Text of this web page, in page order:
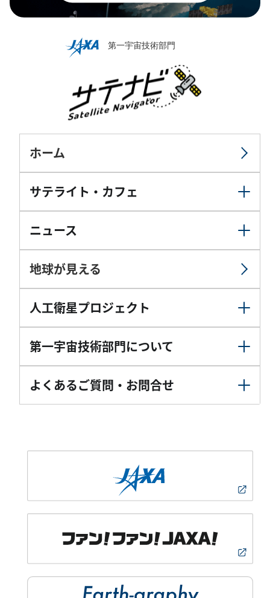
ホーム
サテライト・カフェ
ニュース
地球が見える
人工衛星プロジェクト
第一宇宙技術部門について
よくあるご質問・お問合せ